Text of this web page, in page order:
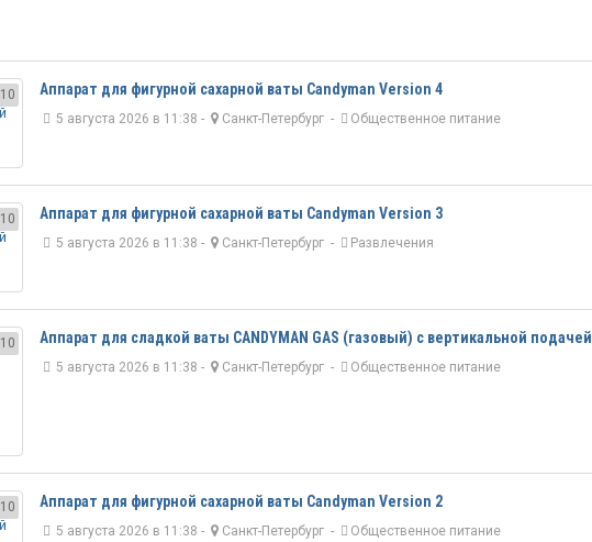
10 Аппарат для фигурной сахарной ваты Candyman Version 4
5 августа 2026 в 11:38 - Санкт-Петербург - Общественное питание
10 Аппарат для фигурной сахарной ваты Candyman Version 3
5 августа 2026 в 11:38 - Санкт-Петербург - Развлечения
10 Аппарат для сладкой ваты CANDYMAN GAS (газовый) с вертикальной подачей
5 августа 2026 в 11:38 - Санкт-Петербург - Общественное питание
10 Аппарат для фигурной сахарной ваты Candyman Version 2
5 августа 2026 в 11:38 - Санкт-Петербург - Общественное питание